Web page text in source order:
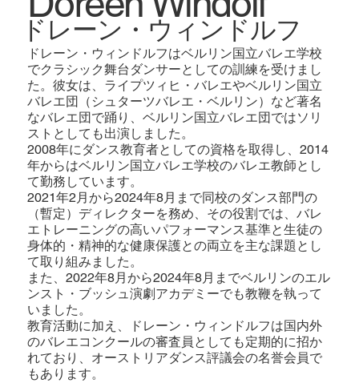
ドレーン・ウィンドルフ
ドレーン・ウィンドルフはベルリン国立バレエ学校
でクラシック舞台ダンサーとしての訓練を受けまし
た。彼女は、ライプツィヒ・バレエやベルリン国立
バレエ団（シュターツバレエ・ベルリン）など著名
なバレエ団で踊り、ベルリン国立バレエ団ではソリ
ストとしても出演しました。
2008年にダンス教育者としての資格を取得し、2014
年からはベルリン国立バレエ学校のバレエ教師とし
て勤務しています。
2021年2月から2024年8月まで同校のダンス部門の
（暫定）ディレクターを務め、その役割では、バレ
エトレーニングの高いパフォーマンス基準と生徒の
身体的・精神的な健康保護との両立を主な課題とし
て取り組みました。
また、2022年8月から2024年8月までベルリンのエル
ンスト・ブッシュ演劇アカデミーでも教鞭を執って
いました。
教育活動に加え、ドレーン・ウィンドルフは国内外
のバレエコンクールの審査員としても定期的に招か
れており、オーストリアダンス評議会の名誉会員で
もあります。